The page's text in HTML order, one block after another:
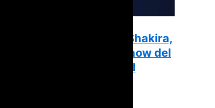
Justin Bieber se suma a Shakira,
Madonna y BTS para el show del
entretiempo de la final del